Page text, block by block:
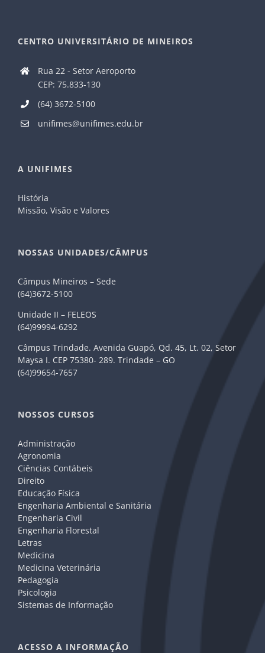
CENTRO UNIVERSITÁRIO DE MINEIROS
Rua 22 - Setor Aeroporto
CEP: 75.833-130
(64) 3672-5100
unifimes@unifimes.edu.br
A UNIFIMES
História
Missão, Visão e Valores
NOSSAS UNIDADES/CÂMPUS
Câmpus Mineiros – Sede
(64)3672-5100
Unidade II – FELEOS
(64)99994-6292
Câmpus Trindade. Avenida Guapó, Qd. 45, Lt. 02, Setor
Maysa I. CEP 75380- 289. Trindade – GO
(64)99654-7657
NOSSOS CURSOS
Administração
Agronomia
Ciências Contábeis
Direito
Educação Física
Engenharia Ambiental e Sanitária
Engenharia Civil
Engenharia Florestal
Letras
Medicina
Medicina Veterinária
Pedagogia
Psicologia
Sistemas de Informação
ACESSO A INFORMAÇÃO